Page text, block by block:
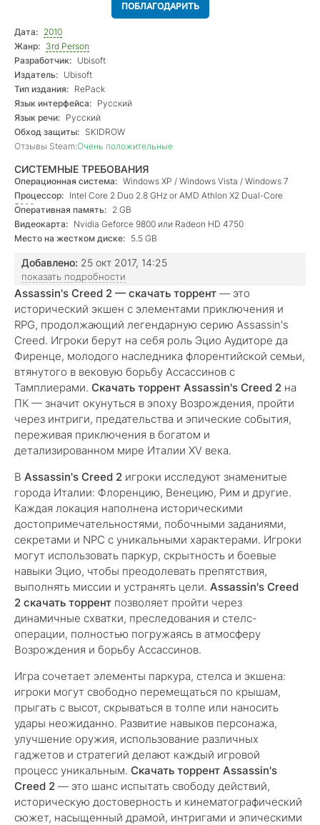
ПОБЛАГОДАРИТЬ
Дата: 2010
Жанр: 3rd Person
Разработчик: Ubisoft
Издатель: Ubisoft
Тип издания: RePack
Язык интерфейса: Русский
Язык речи: Русский
Обход защиты: SKIDROW
Отзывы Steam:Очень положительные
СИСТЕМНЫЕ ТРЕБОВАНИЯ
Операционная система: Windows XP / Windows Vista / Windows 7
Процессор: Intel Core 2 Duo 2.8 GHz or AMD Athlon X2 Dual-Core
5200+
Оперативная память: 2 GB
Видеокарта: Nvidia Geforce 9800 или Radeon HD 4750
Место на жестком диске: 5.5 GB
Добавлено: 25 окт 2017, 14:25
показать подробности
Assassin's Creed 2 — скачать торрент — это
исторический экшен с элементами приключения и
RPG, продолжающий легендарную серию Assassin's
Creed. Игроки берут на себя роль Эцио Аудиторе да
Фиренце, молодого наследника флорентийской семьи,
втянутого в вековую борьбу Ассассинов с
Тамплиерами. Скачать торрент Assassin's Creed 2 на
ПК — значит окунуться в эпоху Возрождения, пройти
через интриги, предательства и эпические события,
переживая приключения в богатом и
детализированном мире Италии XV века.
В Assassin's Creed 2 игроки исследуют знаменитые
города Италии: Флоренцию, Венецию, Рим и другие.
Каждая локация наполнена историческими
достопримечательностями, побочными заданиями,
секретами и NPC с уникальными характерами. Игроки
могут использовать паркур, скрытность и боевые
навыки Эцио, чтобы преодолевать препятствия,
выполнять миссии и устранять цели. Assassin's Creed
2 скачать торрент позволяет пройти через
динамичные схватки, преследования и стелс-
операции, полностью погружаясь в атмосферу
Возрождения и борьбу Ассассинов.
Игра сочетает элементы паркура, стелса и экшена:
игроки могут свободно перемещаться по крышам,
прыгать с высот, скрываться в толпе или наносить
удары неожиданно. Развитие навыков персонажа,
улучшение оружия, использование различных
гаджетов и стратегий делают каждый игровой
процесс уникальным. Скачать торрент Assassin's
Creed 2 — это шанс испытать свободу действий,
историческую достоверность и кинематографический
сюжет, насыщенный драмой, интригами и эпическими